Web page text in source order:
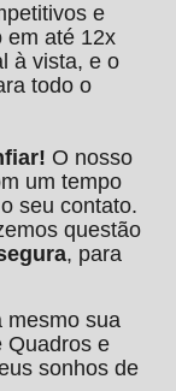
e
em até 12x
à vista, e o
todo o
O nosso
um tempo
seu contato.
questão
, para
mesmo sua
Quadros e
sonhos de